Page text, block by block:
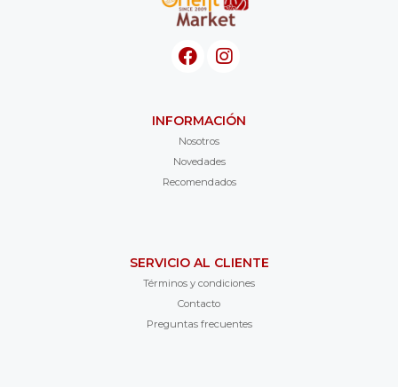
INFORMACIÓN
Nosotros
Novedades
Recomendados
SERVICIO AL CLIENTE
Términos y condiciones
Contacto
Preguntas frecuentes